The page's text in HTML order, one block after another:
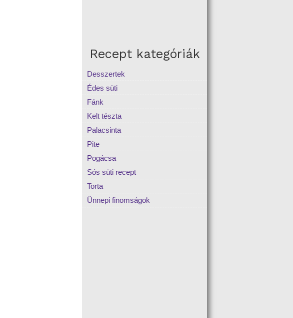
Recept kategóriák
Desszertek
Édes süti
Fánk
Kelt tészta
Palacsinta
Pite
Pogácsa
Sós süti recept
Torta
Ünnepi finomságok